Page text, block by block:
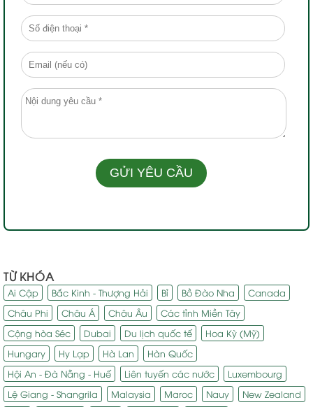
TỪ KHÓA
Ai Cập Bắc Kinh - Thượng Hải Bỉ Bồ Đào Nha
Canada
Châu Phi
Châu Á Châu Âu
Các tỉnh Miền Tây
Cộng hòa Séc
Dubai Du lịch quốc tế
Hoa Kỳ (Mỹ)
Hungary
Hy Lạp Hà Lan
Hàn Quốc
Hội An - Đà Nẵng - Huế
Liên tuyến các nước
Luxembourg
Lệ Giang - Shangrila
Malaysia Maroc Nauy
New Zealand